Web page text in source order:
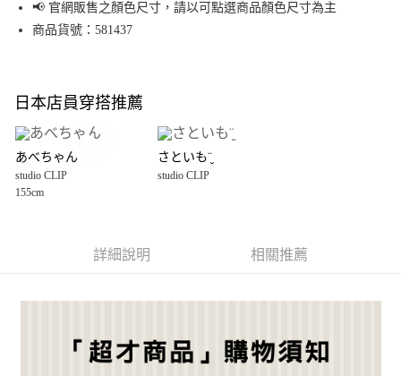
Google Pay
大哥付你分期
相關說明
【大哥付你分期使用說明】
1.本服務由台灣大哥大提供，台灣大哥大用戶可立即使用無須另外申請。
2.付款方式選擇「大哥付你分期」，訂單成立後會自動跳轉到大哥付的交易
流程，驗證手機門號後，選擇欲分期的期數、繳款截止日，確認付款後即完
成交易。
消。如遇「轉專審核」未通過狀況，表示未達大哥付你分期系統評分，恕無
法說明評估內容。
帳／街口支付／iPASS MONEY」等通路繳費。
相關說明
【關於「AFTEE先享後付」】
２．便利：只要手機號碼，簡訊認證，即可結帳。
【「AFTEE先享後付」結帳流程】
２．訂單成立數日內，您將收到繳費通知簡訊。
３．收到繳費通知簡訊後14天內，點擊此簡訊中的連結，可透過四大超商／
📢 官網販售之顏色尺寸，請以可點選商品顏色尺寸為主
商品貨號：581437
日本店員穿搭推薦
あべちゃん
studio CLIP
155cm
さといも¨̮
studio CLIP
詳細說明 相關推薦